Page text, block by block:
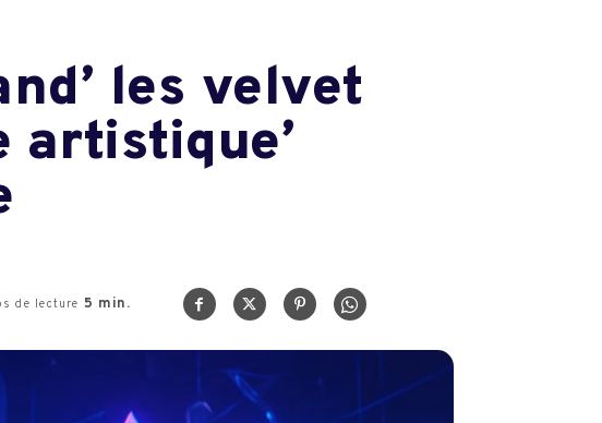
les velvet
artistique’
de lecture 5 min.